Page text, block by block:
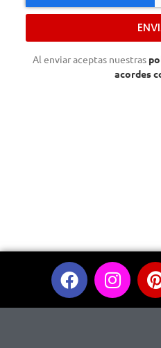
Al enviar aceptas nuestras
acordes